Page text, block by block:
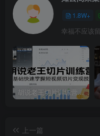
1.8W+
胡说老王切片训练营，零基础快速掌握短视频切片变现技巧
上一篇